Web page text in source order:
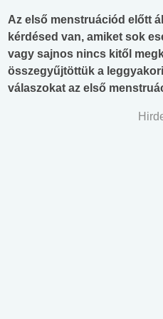
Az első menstruációd előtt
kérdésed van, amiket sok
vagy sajnos nincs kitől
összegyűjtöttük a
válaszokat az első